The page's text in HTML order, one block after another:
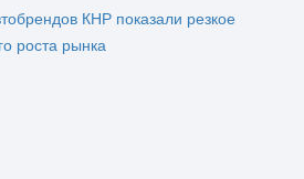
КНР показали резкое
роста рынка